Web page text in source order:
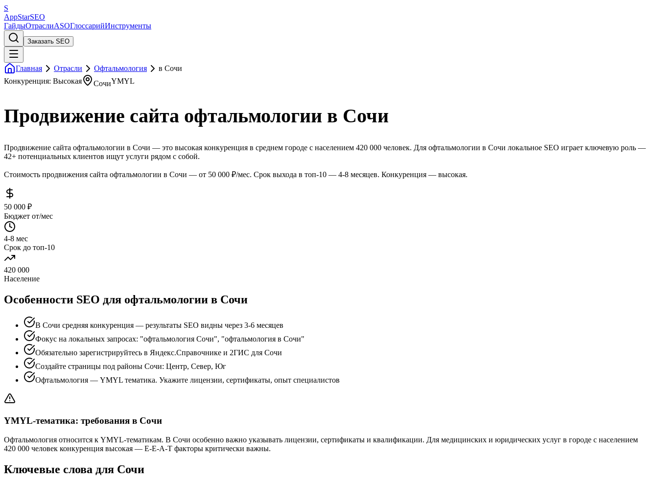
S
AppStarSEO
ГайдыОтраслиASOГлоссарийИнструменты
Заказать SEO
Главная Отрасли Офтальмология
в Сочи
Конкуренция: Высокая
СочиYMYL
Продвижение сайта офтальмологии в Сочи
Продвижение сайта офтальмологии в Сочи — это высокая конкуренция в среднем городе с населением 420 000 человек. Для офтальмологии в Сочи локальное SEO играет ключевую роль —
42+ потенциальных клиентов ищут услуги рядом с собой.
Стоимость продвижения сайта офтальмологии в Сочи — от 50 000 ₽/мес. Срок выхода в топ-10 — 4-8 месяцев. Конкуренция — высокая.
50 000 ₽
Бюджет от/мес
4-8 мес
Срок до топ-10
420 000
Население
Особенности SEO для офтальмологии в Сочи
В Сочи средняя конкуренция — результаты SEO видны через 3-6 месяцев
Фокус на локальных запросах: "офтальмология Сочи", "офтальмология в Сочи"
Обязательно зарегистрируйтесь в Яндекс.Справочнике и 2ГИС для Сочи
Создайте страницы под районы Сочи: Центр, Север, Юг
Офтальмология — YMYL тематика. Укажите лицензии, сертификаты, опыт специалистов
YMYL-тематика: требования в Сочи
Офтальмология относится к YMYL-тематикам. В Сочи особенно важно указывать лицензии, сертификаты и квалификации. Для медицинских и юридических услуг в городе с населением
420 000 человек конкуренция высокая — E-E-A-T факторы критически важны.
Ключевые слова для Сочи